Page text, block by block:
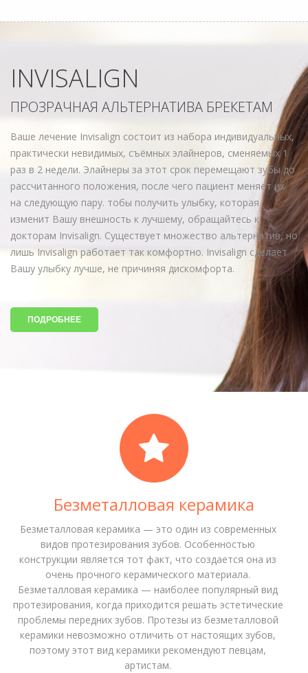
INVISALIGN
ПРОЗРАЧНАЯ АЛЬТЕРНАТИВА БРЕКЕТАМ
Ваше лечение Invisalign состоит из набора индивидуальных,
практически невидимых, съёмных элайнеров, сменяемых 1
раз в 2 недели. Элайнеры за этот срок перемещают зубы до
рассчитанного положения, после чего пациент меняет их
на следующую пару. тобы получить улыбку, которая
изменит Вашу внешность к лучшему, обращайтесь к
докторам Invisalign. Существует множество альтернатив, но
лишь Invisalign работает так комфортно. Invisalign сделает
Вашу улыбку лучше, не причиняя дискомфорта.
ПОДРОБНЕЕ
Безметалловая керамика
Безметалловая керамика — это один из современных
видов протезирования зубов. Особенностью
конструкции является тот факт, что создается она из
очень прочного керамического материала.
Безметалловая керамика — наиболее популярный вид
протезирования, когда приходится решать эстетические
проблемы передних зубов. Протезы из безметалловой
керамики невозможно отличить от настоящих зубов,
поэтому этот вид керамики рекомендуют певцам,
артистам.